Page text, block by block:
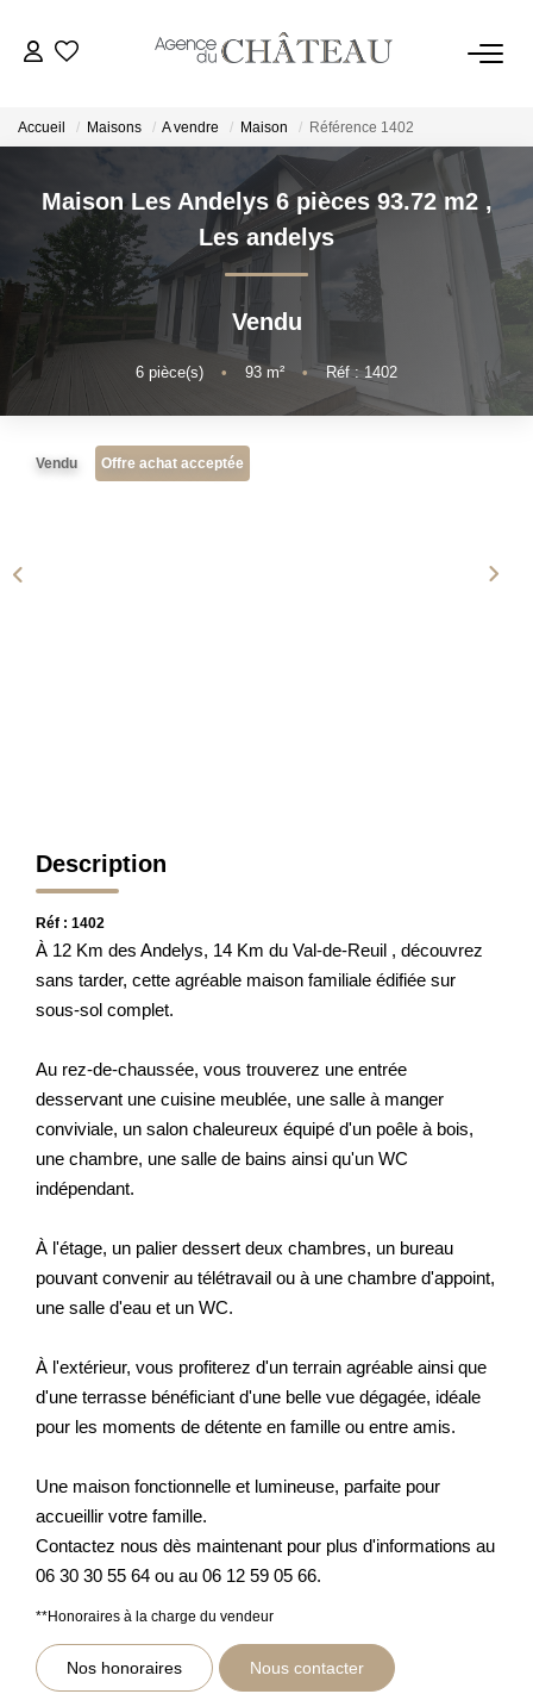
ACHETER
LOUER
VENDRE
Biens Vendus
Accueil Maisons A vendre Maison Référence 1402
Maison Les Andelys 6 pièces 93.72 m2 ,
Les andelys
Vendu
6 pièce(s) • 93 m² • Réf : 1402
Vendu Offre achat acceptée
Description
Réf : 1402
À 12 Km des Andelys, 14 Km du Val-de-Reuil , découvrez
sans tarder, cette agréable maison familiale édifiée sur
sous-sol complet.
Au rez-de-chaussée, vous trouverez une entrée
desservant une cuisine meublée, une salle à manger
conviviale, un salon chaleureux équipé d'un poêle à bois,
une chambre, une salle de bains ainsi qu'un WC
indépendant.
À l'étage, un palier dessert deux chambres, un bureau
pouvant convenir au télétravail ou à une chambre d'appoint,
une salle d'eau et un WC.
À l'extérieur, vous profiterez d'un terrain agréable ainsi que
d'une terrasse bénéficiant d'une belle vue dégagée, idéale
pour les moments de détente en famille ou entre amis.
Une maison fonctionnelle et lumineuse, parfaite pour
accueillir votre famille.
Contactez nous dès maintenant pour plus d'informations au
06 30 30 55 64 ou au 06 12 59 05 66.
**Honoraires à la charge du vendeur
Nos honoraires Nous contacter